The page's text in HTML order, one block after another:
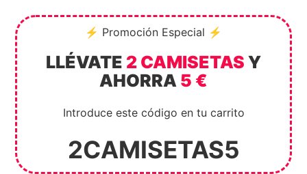
⚡ Promoción Especial ⚡
LLÉVATE 2 CAMISETAS Y
AHORRA 5 €
Introduce este código en tu carrito
2CAMISETAS5